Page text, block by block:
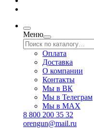
Меню
Оплата
Доставка
О компании
Контакты
Мы в ВК
Мы в Телеграм
Мы в МAX
8 800 200 35 32
orengun@mail.ru